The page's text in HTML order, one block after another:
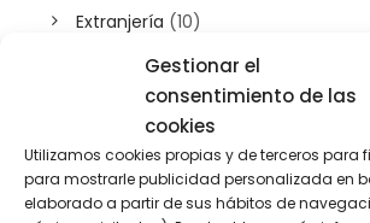
Gestionar el
consentimiento de las
cookies
Utilizamos cookies propias y de terceros para
para mostrarle publicidad personalizada en
elaborado a partir de sus hábitos de
Extranjería (10)
Inteligencia artificial (3)
Patrimonio
Plusvalía(2)